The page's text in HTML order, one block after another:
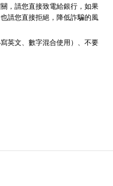
，請您直接致電給銀行，如果
請您直接拒絕，降低詐騙的風
英文、數字混合使用）、不要